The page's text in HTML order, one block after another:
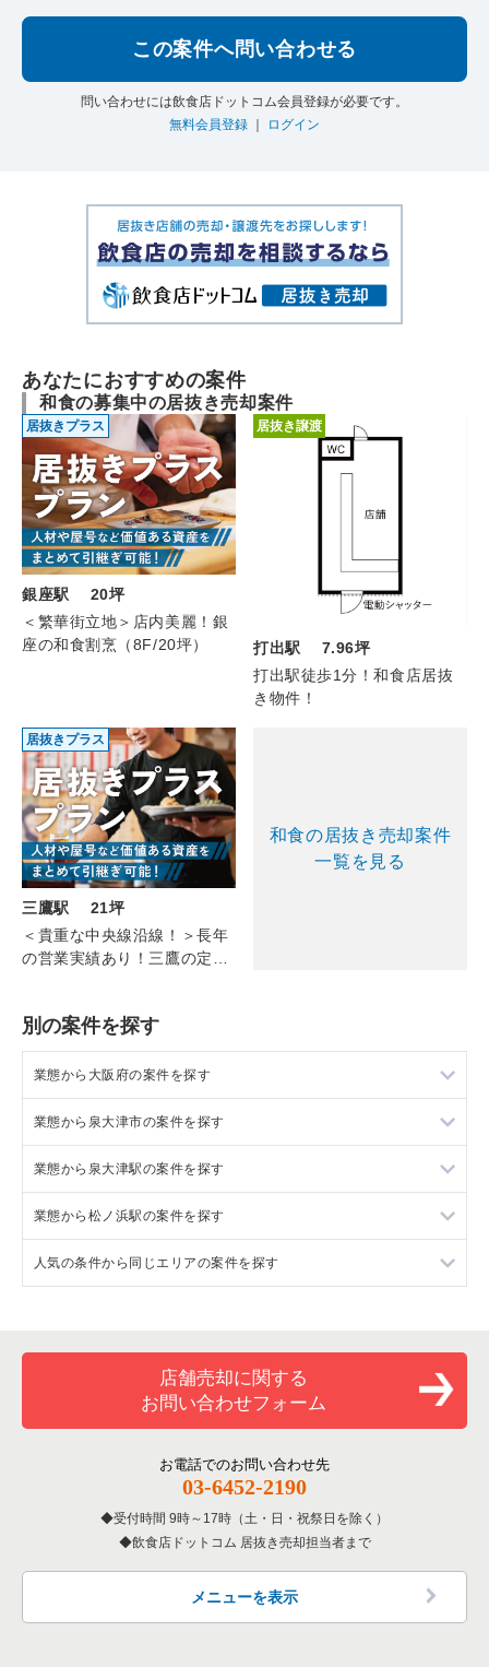
この案件へ問い合わせる
問い合わせには飲食店ドットコム会員登録が必要です。
無料会員登録
ログイン
あなたにおすすめの案件
和食の募集中の居抜き売却案件
居抜きプラス
銀座駅 20坪
＜繁華街立地＞店内美麗！銀
座の和食割烹（8F/20坪）
居抜き譲渡
打出駅 7.96坪
打出駅徒歩1分！和食店居抜
き物件！
居抜きプラス
三鷹駅 21坪
＜貴重な中央線沿線！＞長年
の営業実績あり！三鷹の定食
和食の居抜き売却案件
一覧を見る
別の案件を探す
業態から大阪府の案件を探す
大阪府のラーメンの居抜き売却物件の案件一覧
大阪府のフランス料理の居抜き売却物件の案件一覧
大阪府のイタリア料理の居抜き売却物件の案件一覧
大阪府の中華の居抜き売却物件の案件一覧
大阪府の寿司の居抜き売却物件の案件一覧
大阪府の焼肉の居抜き売却物件の案件一覧
大阪府のアジア料理の居抜き売却物件の案件一覧
大阪府のカフェの居抜き売却物件の案件一覧
大阪府のテイクアウトの居抜き売却物件の案件一覧
業態から泉大津市の案件を探す
泉大津市の和食の居抜き売却物件の案件一覧
業態から泉大津駅の案件を探す
泉大津駅の和食の居抜き売却物件の案件一覧
業態から松ノ浜駅の案件を探す
松ノ浜駅の和食の居抜き売却物件の案件一覧
人気の条件から同じエリアの案件を探す
泉大津市の現賃料20万円以下の飲食店の居抜き売却物件の案件
松ノ浜駅の現賃料20万円以下の飲食店の居抜き売却物件の案件
大阪府の現賃料20万円以下の和食の居抜き売却物件の案件一覧
店舗売却に関する
お問い合わせフォーム
お電話でのお問い合わせ先
03-6452-2190
受付時間 9時～17時（土・日・祝祭日を除く）
飲食店ドットコム 居抜き売却担当者まで
メニューを表示